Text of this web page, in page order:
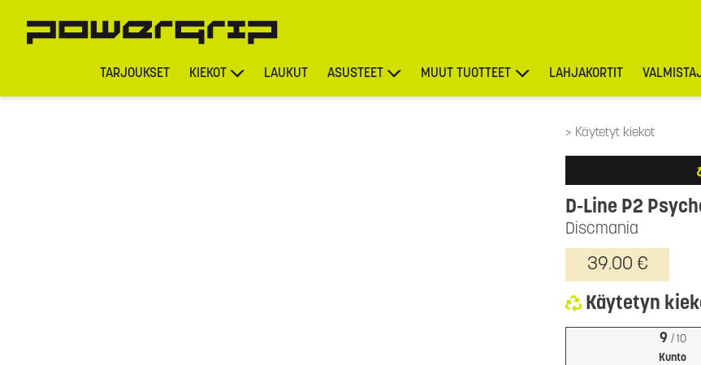
TARJOUKSET KIEKOT LAUKUT ASUSTEET MUUT TUOTTEET LAHJAKORTIT
Käytetyt kiekot
Discmania
D-Line P2
39.00 €
Käytetyn
Kunto
9 / 10